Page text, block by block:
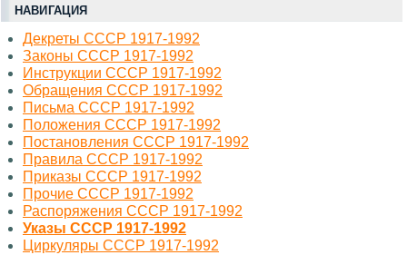
НАВИГАЦИЯ
Декреты СССР 1917-1992
Законы СССР 1917-1992
Инструкции СССР 1917-1992
Обращения СССР 1917-1992
Письма СССР 1917-1992
Положения СССР 1917-1992
Постановления СССР 1917-1992
Правила СССР 1917-1992
Приказы СССР 1917-1992
Прочие СССР 1917-1992
Распоряжения СССР 1917-1992
Указы СССР 1917-1992
Циркуляры СССР 1917-1992